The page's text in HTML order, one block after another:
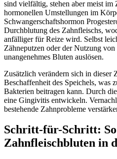
sind vielfältig, stehen aber meist im
hormonellen Umstellungen im
Schwangerschaftshormon
Durchblutung des Zahnfleischs,
anfälliger für Reize wird. Selbst
Zähneputzen oder der Nutzung
unangenehmes Bluten auslösen.
Zusätzlich verändern sich in dieser
Beschaffenheit des Speichels, was
Bakterien beitragen kann. Durch
eine Gingivitis entwickeln.
bestehende Zahnprobleme
Schritt-für-Schritt:
Zahnfleischbluten in